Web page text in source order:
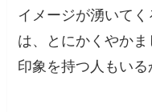
イメージが湧いて
は、とにかくやか
印象を持つ人もいる